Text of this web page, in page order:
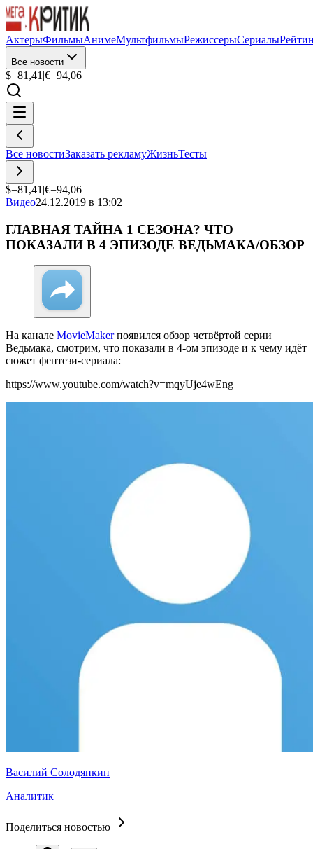
АктерыФильмыАнимеМультфильмыРежиссерыСериалы
Все новости
$=81,41 |€=94,06
Все новостиЗаказать рекламуЖизньТесты
$=81,41 |€=94,06
Видео24.12.2019 в 13:02
ГЛАВНАЯ ТАЙНА 1 СЕЗОНА? ЧТО
ПОКАЗАЛИ В 4 ЭПИЗОДЕ ВЕДЬМАКА/ОБЗОР
На канале MovieMakerпоявился обзор четвёртой серии
Ведьмака, смотрим, что показали в 4-ом эпизоде и к чему идёт
сюжет фентези-сериала:
https://www.youtube.com/watch?v=mqyUje4wEng
Василий Солодянкин
Аналитик
Поделиться новостью